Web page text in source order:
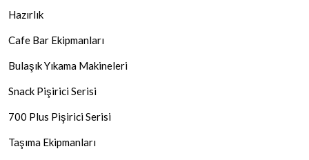
Hazırlık
Cafe Bar Ekipmanları
Bulaşık Yıkama Makineleri
Snack Pişirici Serisi
700 Plus Pişirici Serisi
Taşıma Ekipmanları